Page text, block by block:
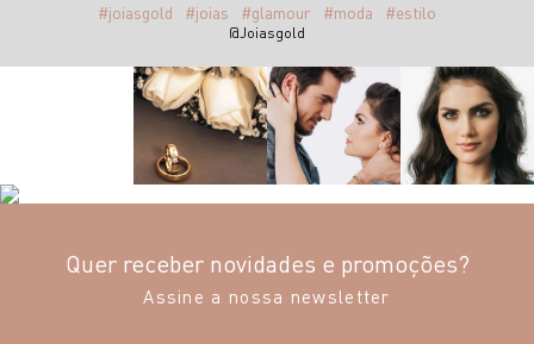
#joiasgold #joias #glamour #moda #estilo
@Joiasgold
Quer receber novidades e promoções?
Assine a nossa newsletter